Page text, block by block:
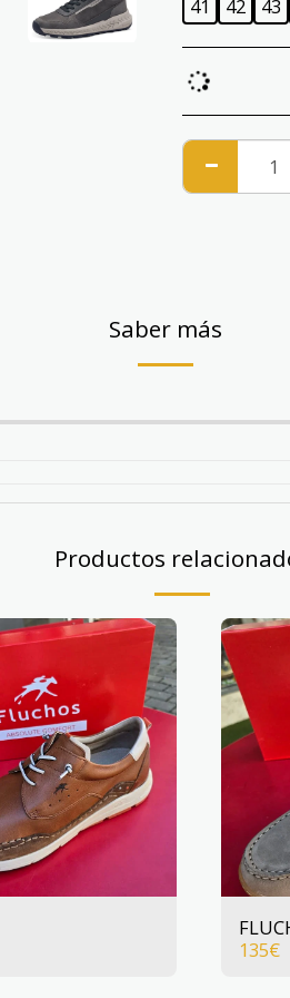
41
42 43
Saber más
Productos
135€